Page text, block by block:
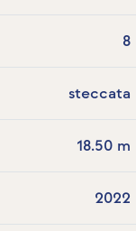
8
steccata
18.50 m
2022